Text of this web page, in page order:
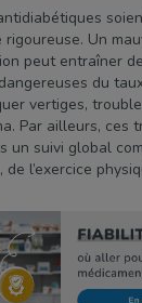
Un
peut entraîner
du
vertiges,
Par ailleurs, ces
un suivi global
l’exercice